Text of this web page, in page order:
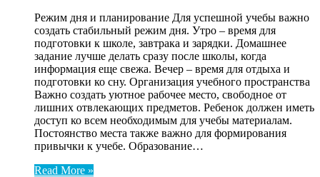
Режим дня и планирование Для успешной учебы важно
создать стабильный режим дня. Утро – время для
подготовки к школе, завтрака и зарядки. Домашнее
задание лучше делать сразу после школы, когда
информация еще свежа. Вечер – время для отдыха и
подготовки ко сну. Организация учебного пространства
Важно создать уютное рабочее место, свободное от
лишних отвлекающих предметов. Ребенок должен иметь
доступ ко всем необходимым для учебы материалам.
Постоянство места также важно для формирования
привычки к учебе. Образование…
Read More »